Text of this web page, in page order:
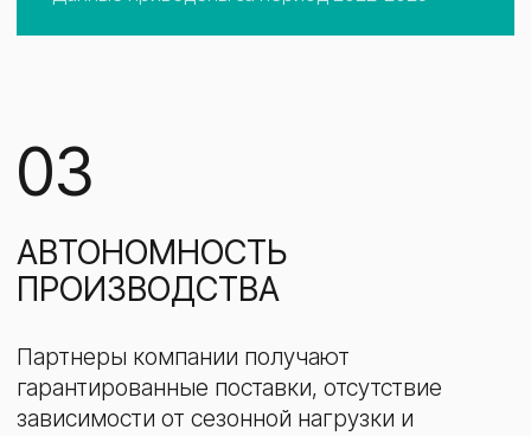
04
Своевременные и стабильные поставки,
снижение логистических издержек
независимо от географии партнеров.
Карта Смотреть списком